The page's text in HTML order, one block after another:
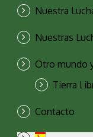
Nuestra
Nuestras
Otro mundo
Tierra
Contacto